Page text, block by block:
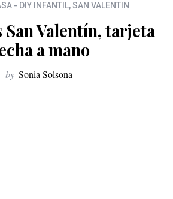
- DIY INFANTIL,SAN VALENTIN
San Valentín, tarjeta
a mano
by Sonia Solsona